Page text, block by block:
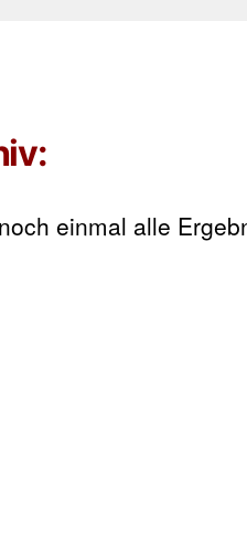
einmal alle